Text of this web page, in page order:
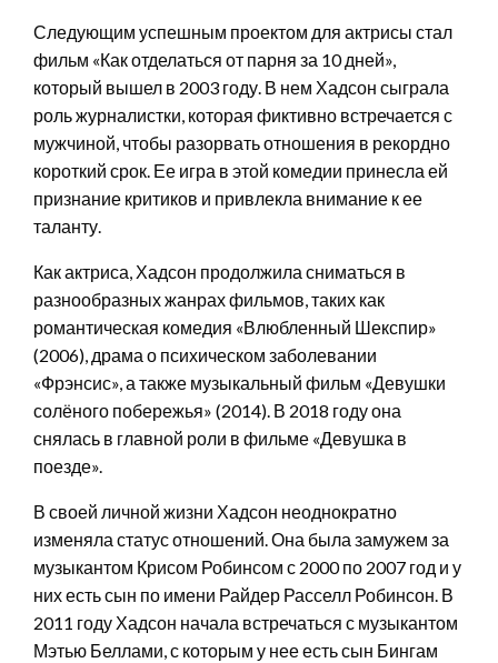
Следующим успешным проектом для актрисы стал
фильм «Как отделаться от парня за 10 дней»,
который вышел в 2003 году. В нем Хадсон сыграла
роль журналистки, которая фиктивно встречается с
мужчиной, чтобы разорвать отношения в рекордно
короткий срок. Ее игра в этой комедии принесла ей
признание критиков и привлекла внимание к ее
таланту.
Как актриса, Хадсон продолжила сниматься в
разнообразных жанрах фильмов, таких как
романтическая комедия «Влюбленный Шекспир»
(2006), драма о психическом заболевании
«Фрэнсис», а также музыкальный фильм «Девушки
солёного побережья» (2014). В 2018 году она
снялась в главной роли в фильме «Девушка в
поезде».
В своей личной жизни Хадсон неоднократно
изменяла статус отношений. Она была замужем за
музыкантом Крисом Робинсом с 2000 по 2007 год и у
них есть сын по имени Райдер Расселл Робинсон. В
2011 году Хадсон начала встречаться с музыкантом
Мэтью Беллами, с которым у нее есть сын Бингам